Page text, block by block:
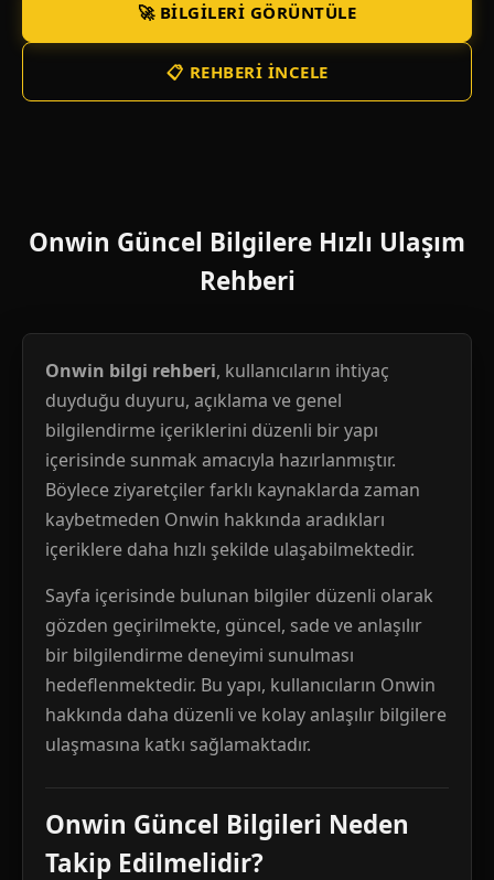
🚀 BILGILERI GÖRÜNTÜLE
📋 REHBERI İNCELE
Onwin Güncel Bilgilere Hızlı Ulaşım
Rehberi
Onwin bilgi rehberi, kullanıcıların ihtiyaç
duyduğu duyuru, açıklama ve genel
bilgilendirme içeriklerini düzenli bir yapı
içerisinde sunmak amacıyla hazırlanmıştır.
Böylece ziyaretçiler farklı kaynaklarda zaman
kaybetmeden Onwin hakkında aradıkları
içeriklere daha hızlı şekilde ulaşabilmektedir.
Sayfa içerisinde bulunan bilgiler düzenli olarak
gözden geçirilmekte, güncel, sade ve anlaşılır
bir bilgilendirme deneyimi sunulması
hedeflenmektedir. Bu yapı, kullanıcıların Onwin
hakkında daha düzenli ve kolay anlaşılır bilgilere
ulaşmasına katkı sağlamaktadır.
Onwin Güncel Bilgileri Neden
Takip Edilmelidir?